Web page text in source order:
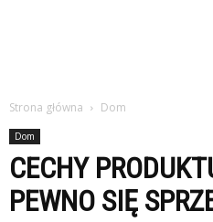
Strona główna Dom
Dom
CECHY
PEWNO SIĘ